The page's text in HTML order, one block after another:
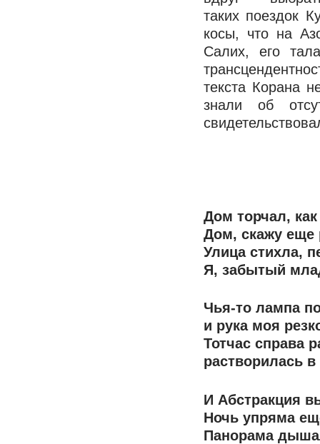
таких поездок
косы, что на
Салих, его
текста Корана
знали об
Дом торчал, как
Дом, скажу еще
Улица стихла,
Я, забытый
Чья-то лампа
и рука моя
Тотчас справа
растворилась в
И Абстракция
Ночь упряма
Панорама